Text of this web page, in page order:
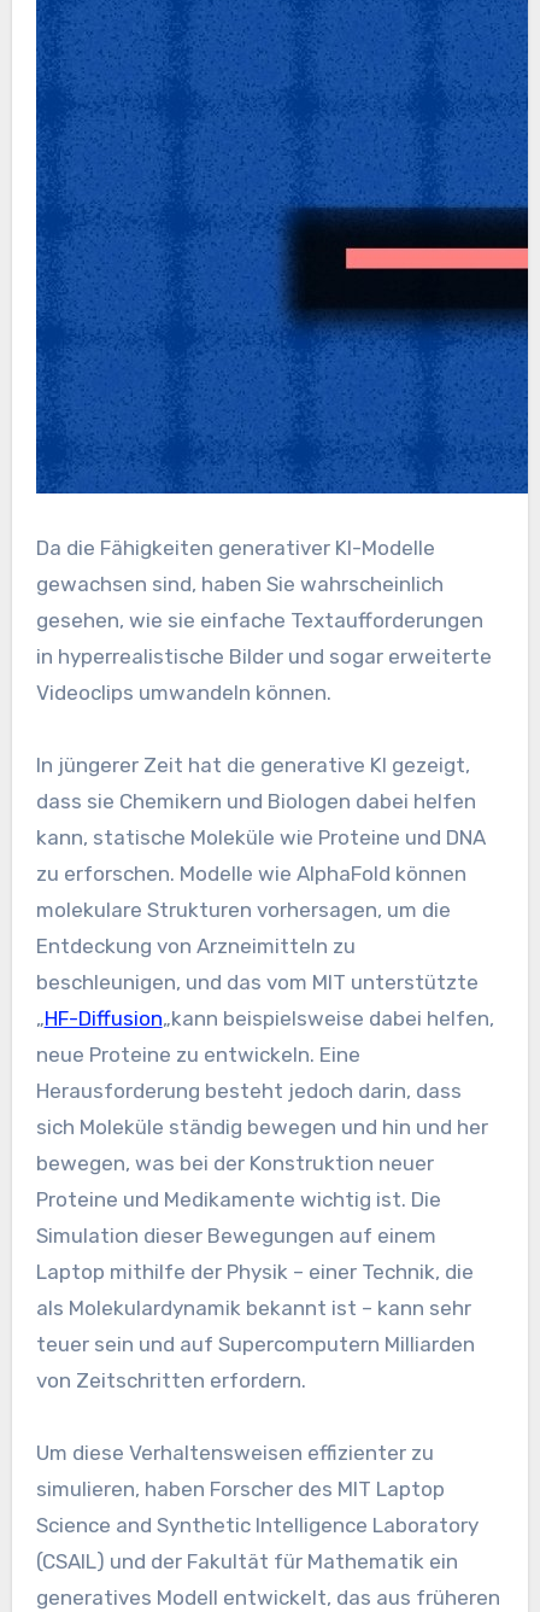
Da die Fähigkeiten generativer KI-Modelle
gewachsen sind, haben Sie wahrscheinlich
gesehen, wie sie einfache Textaufforderungen
in hyperrealistische Bilder und sogar erweiterte
Videoclips umwandeln können.
In jüngerer Zeit hat die generative KI gezeigt,
dass sie Chemikern und Biologen dabei helfen
kann, statische Moleküle wie Proteine ​​und DNA
zu erforschen. Modelle wie AlphaFold können
molekulare Strukturen vorhersagen, um die
Entdeckung von Arzneimitteln zu
beschleunigen, und das vom MIT unterstützte
„HF-Diffusion„kann beispielsweise dabei helfen,
neue Proteine ​​zu entwickeln. Eine
Herausforderung besteht jedoch darin, dass
sich Moleküle ständig bewegen und hin und her
bewegen, was bei der Konstruktion neuer
Proteine ​​und Medikamente wichtig ist. Die
Simulation dieser Bewegungen auf einem
Laptop mithilfe der Physik – einer Technik, die
als Molekulardynamik bekannt ist – kann sehr
teuer sein und auf Supercomputern Milliarden
von Zeitschritten erfordern.
Um diese Verhaltensweisen effizienter zu
simulieren, haben Forscher des MIT Laptop
Science and Synthetic Intelligence Laboratory
(CSAIL) und der Fakultät für Mathematik ein
generatives Modell entwickelt, das aus früheren